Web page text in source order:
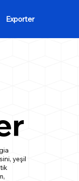
Exporter
yeşil